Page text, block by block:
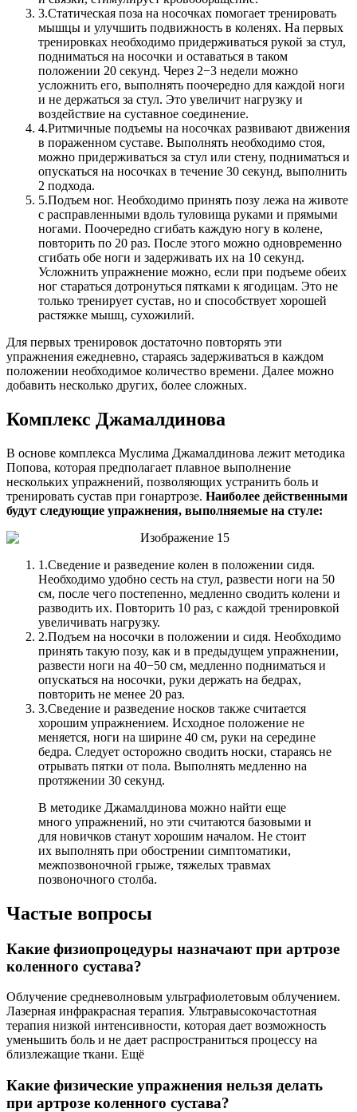
3.Статическая поза на носочках помогает тренировать
мышцы и улучшить подвижность в коленях. На первых
тренировках необходимо придерживаться рукой за стул,
подниматься на носочки и оставаться в таком
положении 20 секунд. Через 2−3 недели можно
усложнить его, выполнять поочередно для каждой ноги
и не держаться за стул. Это увеличит нагрузку и
воздействие на суставное соединение.
4.Ритмичные подъемы на носочках развивают движения
в пораженном суставе. Выполнять необходимо стоя,
можно придерживаться за стул или стену, подниматься и
опускаться на носочках в течение 30 секунд, выполнить
2 подхода.
5.Подъем ног. Необходимо принять позу лежа на животе
с расправленными вдоль туловища руками и прямыми
ногами. Поочередно сгибать каждую ногу в колене,
повторить по 20 раз. После этого можно одновременно
сгибать обе ноги и задерживать их на 10 секунд.
Усложнить упражнение можно, если при подъеме обеих
ног стараться дотронуться пятками к ягодицам. Это не
только тренирует сустав, но и способствует хорошей
растяжке мышц, сухожилий.
Для первых тренировок достаточно повторять эти
упражнения ежедневно, стараясь задерживаться в каждом
положении необходимое количество времени. Далее можно
добавить несколько других, более сложных.
Комплекс Джамалдинова
В основе комплекса Муслима Джамалдинова лежит методика
Попова, которая предполагает плавное выполнение
нескольких упражнений, позволяющих устранить боль и
тренировать сустав при гонартрозе. Наиболее действенными
будут следующие упражнения, выполняемые на стуле:
1.Сведение и разведение колен в положении сидя.
Необходимо удобно сесть на стул, развести ноги на 50
см, после чего постепенно, медленно сводить колени и
разводить их. Повторить 10 раз, с каждой тренировкой
увеличивать нагрузку.
2.Подъем на носочки в положении и сидя. Необходимо
принять такую позу, как и в предыдущем упражнении,
развести ноги на 40−50 см, медленно подниматься и
опускаться на носочки, руки держать на бедрах,
повторить не менее 20 раз.
3.Сведение и разведение носков также считается
хорошим упражнением. Исходное положение не
меняется, ноги на ширине 40 см, руки на середине
бедра. Следует осторожно сводить носки, стараясь не
отрывать пятки от пола. Выполнять медленно на
протяжении 30 секунд.
В методике Джамалдинова можно найти еще
много упражнений, но эти считаются базовыми и
для новичков станут хорошим началом. Не стоит
их выполнять при обострении симптоматики,
межпозвоночной грыже, тяжелых травмах
позвоночного столба.
Частые вопросы
Какие физиопроцедуры назначают при артрозе
коленного сустава?
Облучение средневолновым ультрафиолетовым облучением.
Лазерная инфракрасная терапия. Ультравысокочастотная
терапия низкой интенсивности, которая дает возможность
уменьшить боль и не дает распространиться процессу на
близлежащие ткани. Ещё
Какие физические упражнения нельзя делать
при артрозе коленного сустава?